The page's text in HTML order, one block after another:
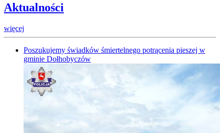
Aktualności
więcej
Poszukujemy świadków śmiertelnego potrącenia pieszej w
gminie Dołhobyczów